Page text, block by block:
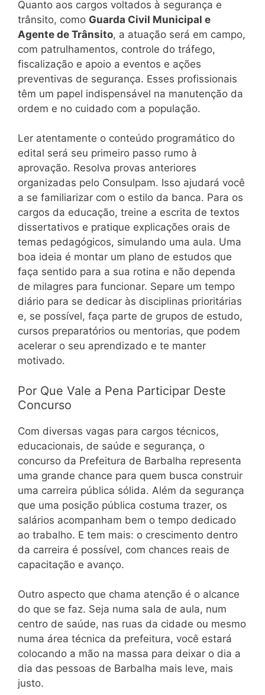
Quanto aos cargos voltados à segurança e
trânsito, como Guarda Civil Municipal e
Agente de Trânsito, a atuação será em campo,
com patrulhamentos, controle do tráfego,
fiscalização e apoio a eventos e ações
preventivas de segurança. Esses profissionais
têm um papel indispensável na manutenção da
ordem e no cuidado com a população.
Ler atentamente o conteúdo programático do
edital será seu primeiro passo rumo à
aprovação. Resolva provas anteriores
organizadas pelo Consulpam. Isso ajudará você
a se familiarizar com o estilo da banca. Para os
cargos da educação, treine a escrita de textos
dissertativos e pratique explicações orais de
temas pedagógicos, simulando uma aula. Uma
boa ideia é montar um plano de estudos que
faça sentido para a sua rotina e não dependa
de milagres para funcionar. Separe um tempo
diário para se dedicar às disciplinas prioritárias
e, se possível, faça parte de grupos de estudo,
cursos preparatórios ou mentorias, que podem
acelerar o seu aprendizado e te manter
motivado.
Por Que Vale a Pena Participar Deste
Concurso
Com diversas vagas para cargos técnicos,
educacionais, de saúde e segurança, o
concurso da Prefeitura de Barbalha representa
uma grande chance para quem busca construir
uma carreira pública sólida. Além da segurança
que uma posição pública costuma trazer, os
salários acompanham bem o tempo dedicado
ao trabalho. E tem mais: o crescimento dentro
da carreira é possível, com chances reais de
capacitação e avanço.
Outro aspecto que chama atenção é o alcance
do que se faz. Seja numa sala de aula, num
centro de saúde, nas ruas da cidade ou mesmo
numa área técnica da prefeitura, você estará
colocando a mão na massa para deixar o dia a
dia das pessoas de Barbalha mais leve, mais
justo.